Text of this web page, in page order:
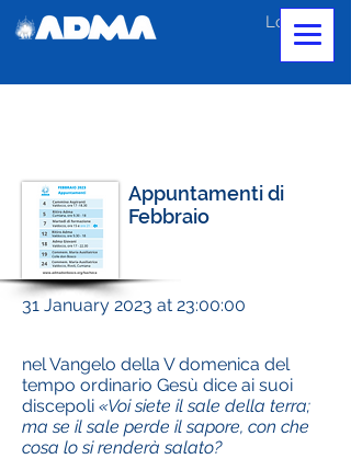
Log In
Appuntamenti di
Febbraio
31 January 2023 at 23:00:00
nel Vangelo della V domenica del
tempo ordinario Gesù dice ai suoi
discepoli «Voi siete il sale della terra;
ma se il sale perde il sapore, con che
cosa lo si renderà salato?